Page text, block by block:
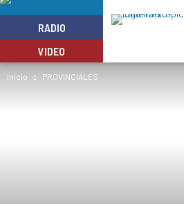
RADIO
VIDEO
Inicio PROVINCIALES